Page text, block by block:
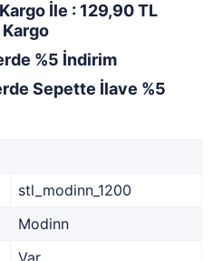
İle : 129,90 TL
%5 İndirim
Sepette İlave %5
stl_modinn_1200
Modinn
Var